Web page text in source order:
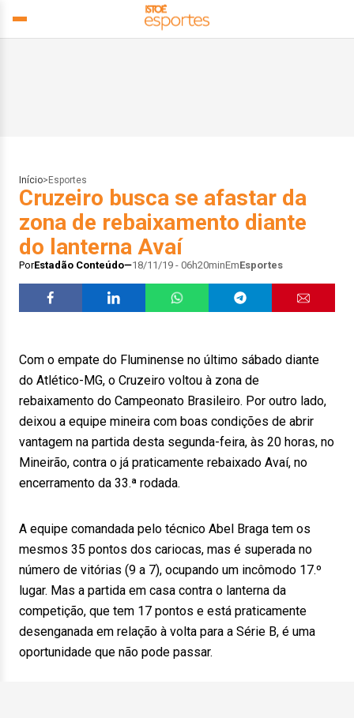
Início> Esportes
Cruzeiro busca se afastar da
zona de rebaixamento diante
do lanterna Avaí
PorEstadão Conteúdo 18/11/19 - 06h20minEmEsportes
Com o empate do Fluminense no último sábado diante
do Atlético-MG, o Cruzeiro voltou à zona de
rebaixamento do Campeonato Brasileiro. Por outro lado,
deixou a equipe mineira com boas condições de abrir
vantagem na partida desta segunda-feira, às 20 horas, no
Mineirão, contra o já praticamente rebaixado Avaí, no
encerramento da 33.ª rodada.
A equipe comandada pelo técnico Abel Braga tem os
mesmos 35 pontos dos cariocas, mas é superada no
número de vitórias (9 a 7), ocupando um incômodo 17.º
lugar. Mas a partida em casa contra o lanterna da
competição, que tem 17 pontos e está praticamente
desenganada em relação à volta para a Série B, é uma
oportunidade que não pode passar.